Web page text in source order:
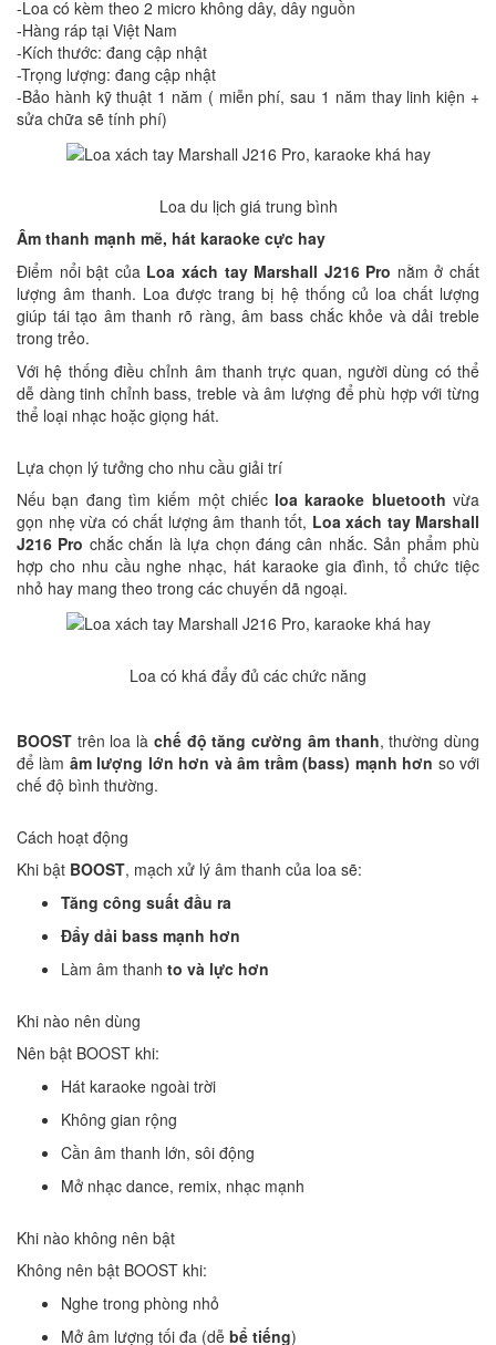
-Loa có kèm theo 2 micro không dây, dây nguồn
-Hàng ráp tại Việt Nam
-Kích thước: đang cập nhật
-Trọng lượng: đang cập nhật
-Bảo hành kỹ thuật 1 năm ( miễn phí, sau 1 năm thay linh kiện +
sửa chữa sẽ tính phí)
Loa du lịch giá trung bình
Âm thanh mạnh mẽ, hát karaoke cực hay
Điểm nổi bật của Loa xách tay Marshall J216 Pro nằm ở chất
lượng âm thanh. Loa được trang bị hệ thống củ loa chất lượng
giúp tái tạo âm thanh rõ ràng, âm bass chắc khỏe và dải treble
trong trẻo.
Với hệ thống điều chỉnh âm thanh trực quan, người dùng có thể
dễ dàng tinh chỉnh bass, treble và âm lượng để phù hợp với từng
thể loại nhạc hoặc giọng hát.
Lựa chọn lý tưởng cho nhu cầu giải trí
Nếu bạn đang tìm kiếm một chiếc loa karaoke bluetooth vừa
gọn nhẹ vừa có chất lượng âm thanh tốt, Loa xách tay Marshall
J216 Pro chắc chắn là lựa chọn đáng cân nhắc. Sản phẩm phù
hợp cho nhu cầu nghe nhạc, hát karaoke gia đình, tổ chức tiệc
nhỏ hay mang theo trong các chuyến dã ngoại.
Loa có khá đẩy đủ các chức năng
BOOST trên loa là chế độ tăng cường âm thanh, thường dùng
để làm âm lượng lớn hơn và âm trầm (bass) mạnh hơn so với
chế độ bình thường.
Cách hoạt động
Khi bật BOOST, mạch xử lý âm thanh của loa sẽ:
Tăng công suất đầu ra
Đẩy dải bass mạnh hơn
Làm âm thanh to và lực hơn
Khi nào nên dùng
Nên bật BOOST khi:
Hát karaoke ngoài trời
Không gian rộng
Cần âm thanh lớn, sôi động
Mở nhạc dance, remix, nhạc mạnh
Khi nào không nên bật
Không nên bật BOOST khi:
Nghe trong phòng nhỏ
Mở âm lượng tối đa (dễ bể tiếng)